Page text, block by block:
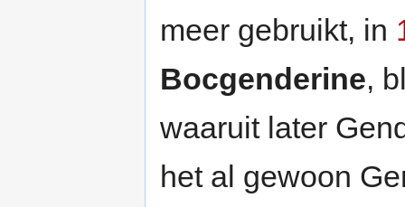
meer gebruikt, in
Bocgenderine,
waaruit later
het al gewoon